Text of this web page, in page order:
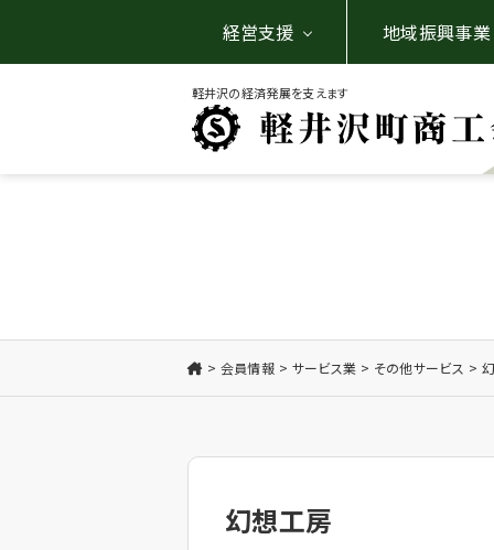
軽井沢の経済発展を支えます
経営支援 地域振興事業
会員情報 サービス業 その他サービス
幻想工房